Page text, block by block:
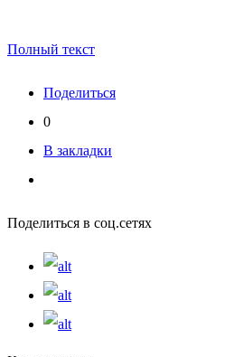
Полный текст
Поделиться
0
В закладки
Поделиться в соц.сетях